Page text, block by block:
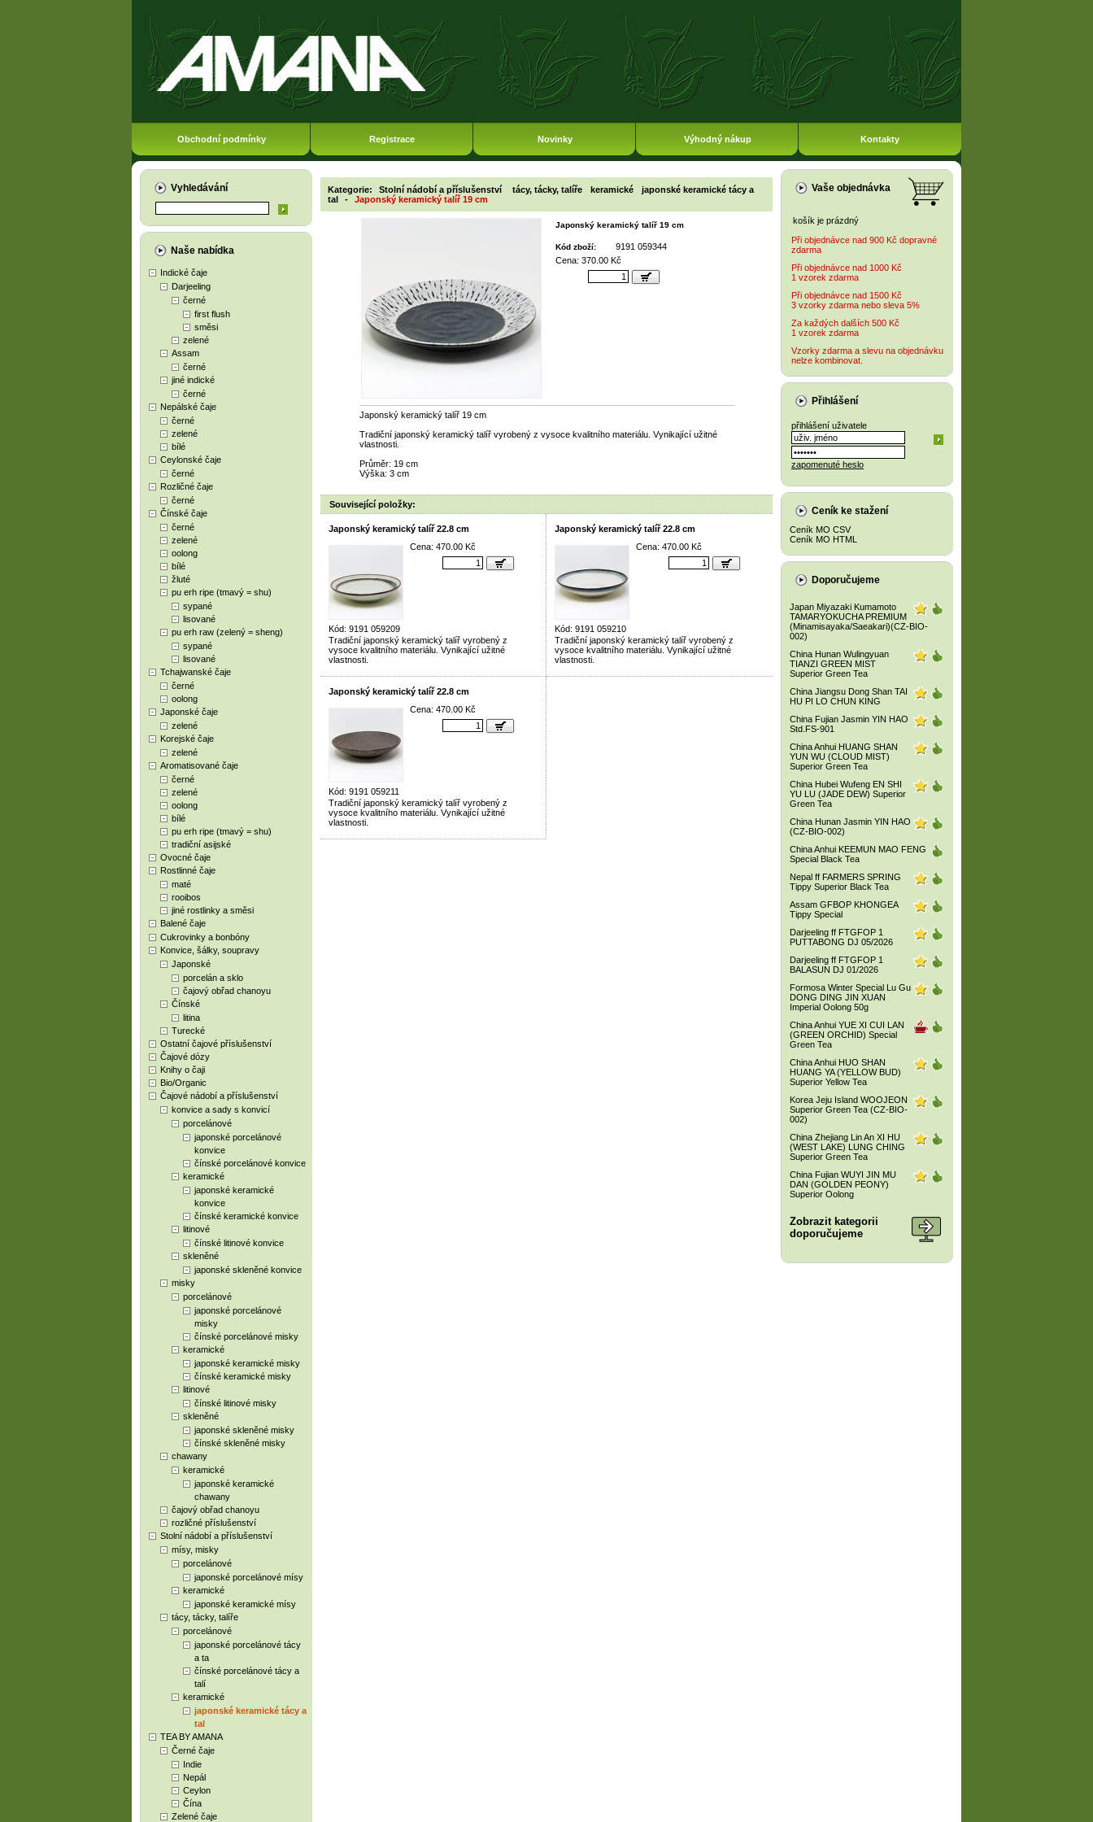
Obchodní podmínky Registrace Novinky Výhodný nákup Kontakty
Vyhledávání
Naše nabídka
Indické čaje
Darjeeling
černé
first flush
směsi
zelené
Assam
černé
jiné indické
černé
Nepálské čaje
černé
zelené
bílé
Ceylonské čaje
černé
Rozličné čaje
černé
Čínské čaje
černé
zelené
oolong
bílé
žluté
pu erh ripe (tmavý = shu)
sypané
lisované
pu erh raw (zelený = sheng)
sypané
lisované
Tchajwanské čaje
černé
oolong
Japonské čaje
zelené
Korejské čaje
zelené
Aromatisované čaje
černé
zelené
oolong
bílé
pu erh ripe (tmavý = shu)
tradiční asijské
Ovocné čaje
Rostlinné čaje
maté
rooibos
jiné rostlinky a směsi
Balené čaje
Cukrovinky a bonbóny
Konvice, šálky, soupravy
Japonské
porcelán a sklo
čajový obřad chanoyu
Čínské
litina
Turecké
Ostatní čajové příslušenství
Čajové dózy
Knihy o čaji
Bio/Organic
Čajové nádobí a příslušenství
konvice a sady s konvicí
porcelánové
japonské porcelánové
konvice
čínské porcelánové konvice
keramické
japonské keramické
konvice
čínské keramické konvice
litinové
čínské litinové konvice
skleněné
japonské skleněné konvice
misky
porcelánové
japonské porcelánové
misky
čínské porcelánové misky
keramické
japonské keramické misky
čínské keramické misky
litinové
čínské litinové misky
skleněné
japonské skleněné misky
čínské skleněné misky
chawany
keramické
japonské keramické
chawany
čajový obřad chanoyu
rozličné příslušenství
Stolní nádobí a příslušenství
mísy, misky
porcelánové
japonské porcelánové mísy
keramické
japonské keramické mísy
tácy, tácky, talíře
porcelánové
japonské porcelánové tácy
a ta
čínské porcelánové tácy a
talí
keramické
japonské keramické tácy a
tal
TEA BY AMANA
Černé čaje
Indie
Nepál
Ceylon
Čína
Zelené čaje
Kategorie: Stolní nádobí a příslušenství tácy, tácky, talíře keramické
japonské keramické tácy a
tal
- Japonský keramický talíř 19 cm
Japonský keramický talíř 19 cm
Kód zboží:
9191 059344
Cena: 370.00 Kč
Japonský keramický talíř 19 cm
Tradiční japonský keramický talíř vyrobený z vysoce kvalitního materiálu. Vynikající užitné
vlastnosti.
Průměr: 19 cm
Výška: 3 cm
Související položky:
Japonský keramický talíř 22.8 cm
Kód: 9191 059209
Cena: 470.00 Kč
Tradiční japonský keramický talíř vyrobený z
vysoce kvalitního materiálu. Vynikající užitné
vlastnosti.
Japonský keramický talíř 22.8 cm
Kód: 9191 059210
Cena: 470.00 Kč
Tradiční japonský keramický talíř vyrobený z
vysoce kvalitního materiálu. Vynikající užitné
vlastnosti.
Japonský keramický talíř 22.8 cm
Kód: 9191 059211
Cena: 470.00 Kč
Tradiční japonský keramický talíř vyrobený z
vysoce kvalitního materiálu. Vynikající užitné
vlastnosti.
Vaše objednávka
košík je prázdný
Při objednávce nad 900 Kč dopravné
zdarma
Při objednávce nad 1000 Kč
1 vzorek zdarma
Při objednávce nad 1500 Kč
3 vzorky zdarma nebo sleva 5%
Za každých dalších 500 Kč
1 vzorek zdarma
Vzorky zdarma a slevu na objednávku
nelze kombinovat.
Přihlášení
přihlášení uživatele
zapomenuté heslo
Ceník ke stažení
Ceník MO CSV
Ceník MO HTML
Doporučujeme
Japan Miyazaki Kumamoto
TAMARYOKUCHA PREMIUM
(Minamisayaka/Saeakari)(CZ-BIO-
002)
China Hunan Wulingyuan
TIANZI GREEN MIST
Superior Green Tea
China Jiangsu Dong Shan TAI
HU PI LO CHUN KING
China Fujian Jasmin YIN HAO
Std.FS-901
China Anhui HUANG SHAN
YUN WU (CLOUD MIST)
Superior Green Tea
China Hubei Wufeng EN SHI
YU LU (JADE DEW) Superior
Green Tea
China Hunan Jasmin YIN HAO
(CZ-BIO-002)
China Anhui KEEMUN MAO FENG
Special Black Tea
Nepal ff FARMERS SPRING
Tippy Superior Black Tea
Assam GFBOP KHONGEA
Tippy Special
Darjeeling ff FTGFOP 1
PUTTABONG DJ 05/2026
Darjeeling ff FTGFOP 1
BALASUN DJ 01/2026
Formosa Winter Special Lu Gu
DONG DING JIN XUAN
Imperial Oolong 50g
China Anhui YUE XI CUI LAN
(GREEN ORCHID) Special
Green Tea
China Anhui HUO SHAN
HUANG YA (YELLOW BUD)
Superior Yellow Tea
Korea Jeju Island WOOJEON
Superior Green Tea (CZ-BIO-
002)
China Zhejiang Lin An XI HU
(WEST LAKE) LUNG CHING
Superior Green Tea
China Fujian WUYI JIN MU
DAN (GOLDEN PEONY)
Superior Oolong
Zobrazit kategorii
doporučujeme